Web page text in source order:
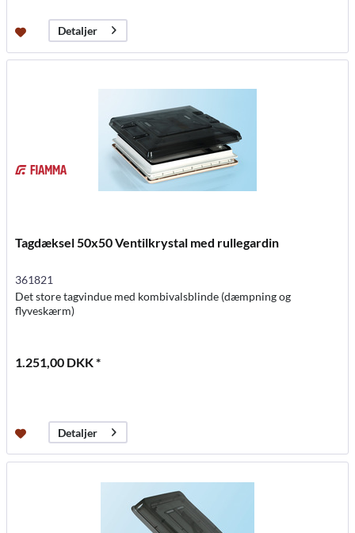
Detaljer
Tagdæksel 50x50 Ventilkrystal med rullegardin
361821
Det store tagvindue med kombivalsblinde (dæmpning og
flyveskærm)
1.251,00 DKK *
Detaljer